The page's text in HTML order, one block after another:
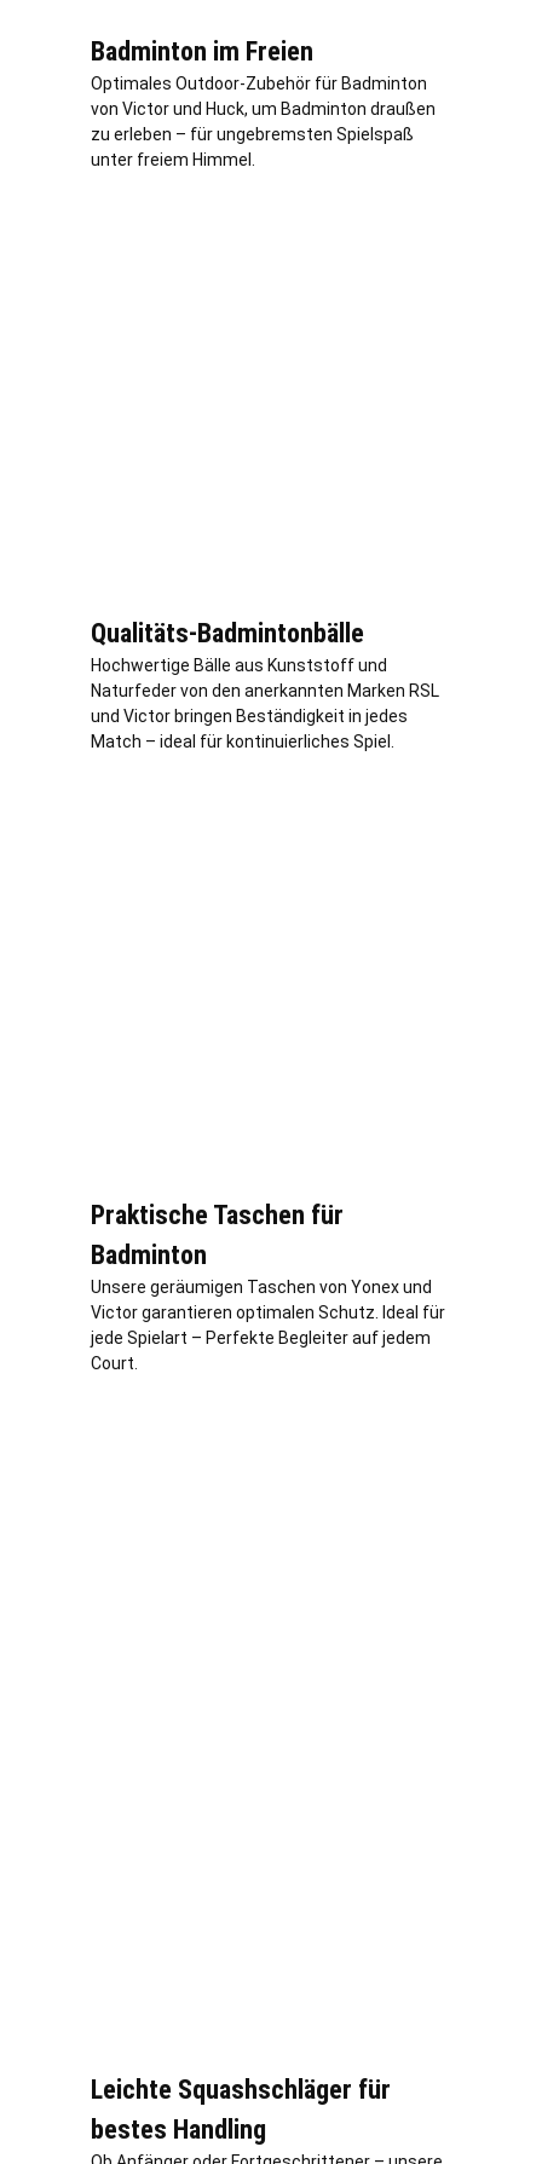
Badminton im Freien
Optimales Outdoor-Zubehör für Badminton
von Victor und Huck, um Badminton draußen
zu erleben – für ungebremsten Spielspaß
unter freiem Himmel.
Qualitäts-Badmintonbälle
Hochwertige Bälle aus Kunststoff und
Naturfeder von den anerkannten Marken RSL
und Victor bringen Beständigkeit in jedes
Match – ideal für kontinuierliches Spiel.
Praktische Taschen für
Badminton
Unsere geräumigen Taschen von Yonex und
Victor garantieren optimalen Schutz. Ideal für
jede Spielart – Perfekte Begleiter auf jedem
Court.
Leichte Squashschläger für
bestes Handling